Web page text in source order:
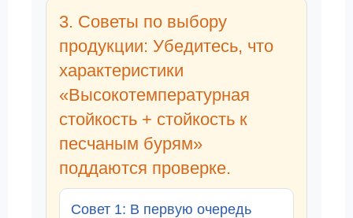
3. Советы по выбору
продукции: Убедитесь, что
характеристики
«Высокотемпературная
стойкость + стойкость к
песчаным бурям»
поддаются проверке.
Совет 1: В первую очередь